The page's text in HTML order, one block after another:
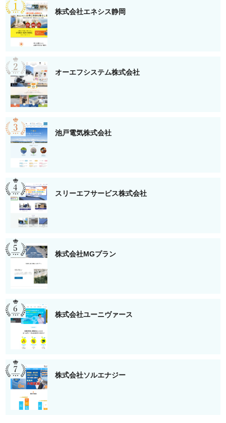
株式会社エネシス静岡
オーエフシステム株式会社
池戸電気株式会社
スリーエフサービス株式会社
株式会社MGプラン
株式会社ユーニヴァース
株式会社ソルエナジー